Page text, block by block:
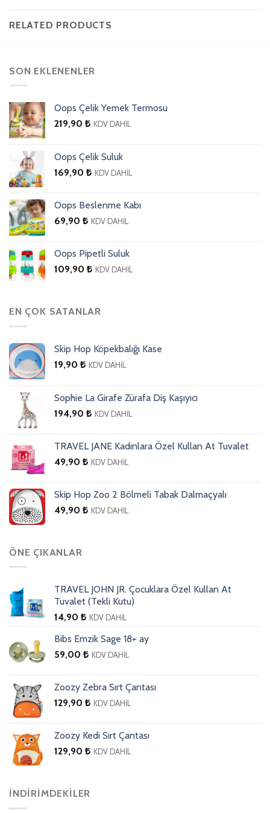
RELATED PRODUCTS
SON EKLENENLER
Oops Çelik Yemek Termosu
219,90 ₺ KDV DAHİL
Oops Çelik Suluk
169,90 ₺ KDV DAHİL
Oops Beslenme Kabı
69,90 ₺ KDV DAHİL
Oops Pipetli Suluk
109,90 ₺ KDV DAHİL
EN ÇOK SATANLAR
Skip Hop Köpekbalığı Kase
19,90 ₺ KDV DAHİL
Sophie La Girafe Zürafa Diş Kaşıyıcı
194,90 ₺ KDV DAHİL
TRAVEL JANE Kadınlara Özel Kullan At Tuvalet
49,90 ₺ KDV DAHİL
Skip Hop Zoo 2 Bölmeli Tabak Dalmaçyalı
49,90 ₺ KDV DAHİL
ÖNE ÇIKANLAR
TRAVEL JOHN JR. Çocuklara Özel Kullan At
Tuvalet (Tekli Kutu)
14,90 ₺ KDV DAHİL
Bibs Emzik Sage 18+ ay
59,00 ₺ KDV DAHİL
Zoozy Zebra Sırt Çantası
129,90 ₺ KDV DAHİL
Zoozy Kedi Sırt Çantası
129,90 ₺ KDV DAHİL
İNDIRIMDEKILER